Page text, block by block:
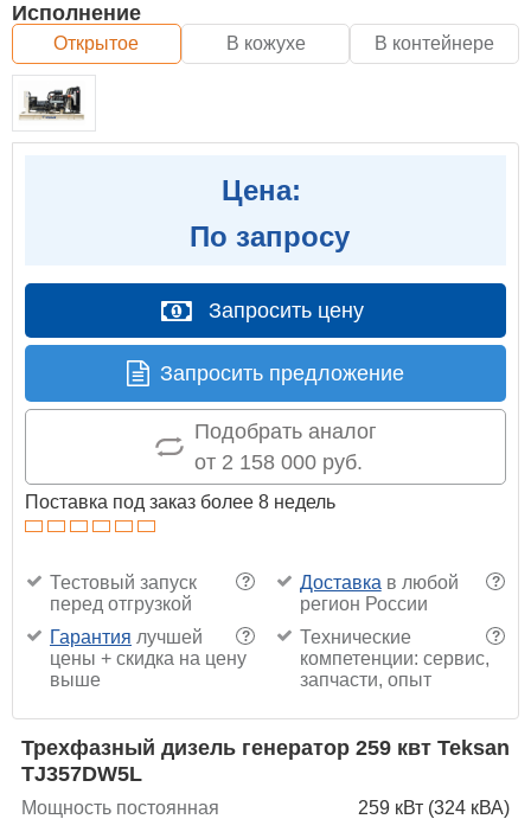
Исполнение
Открытое В кожухе В контейнере
Цена:
По запросу
Запросить цену
Запросить предложение
Подобрать аналог
от 2 158 000 руб.
Поставка под заказ более 8 недель
?
Тестовый запуск
перед отгрузкой
?
Доставка в любой
регион России
?
Гарантия лучшей
цены + скидка на цену
выше
?
Технические
компетенции: сервис,
запчасти, опыт
Трехфазный дизель генератор 259 квт Teksan
TJ357DW5L
Мощность постоянная
259 кВт (324 кВА)